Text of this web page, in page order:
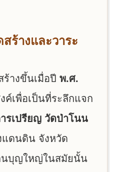
ร้างและวาระ
างขึ้นเมื่อปี พ.ศ.
ค์เพื่อเป็นที่ระลึกแจก
รเปรียญ วัดป่าโนน
แดนดิน จังหวัด
นบุญใหญ่ในสมัยนั้น